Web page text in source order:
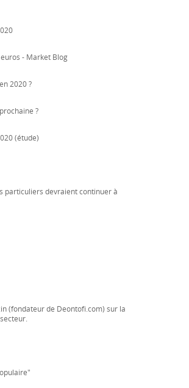
- Market Blog
2020 ?
?
(étude)
particuliers devraient continuer à
(fondateur de Deontofi.com) sur la